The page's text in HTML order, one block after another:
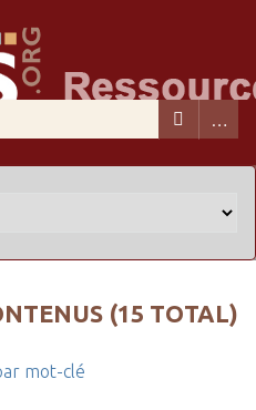
(15 TOTAL)
mot-clé